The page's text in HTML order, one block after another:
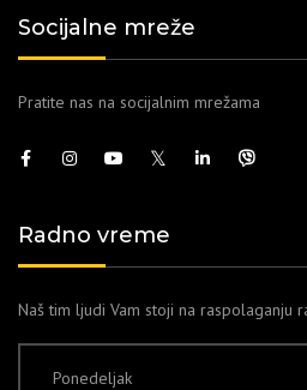
Socijalne mreže
Pratite nas na socijalnim mrežama
Radno vreme
Naš tim ljudi Vam stoji na raspolaganju
Ponedeljak